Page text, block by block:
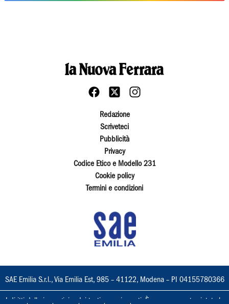
Redazione
Scriveteci
Pubblicità
Privacy
Codice Etico e Modello 231
Cookie policy
Termini e condizioni
SAE Emilia S.r.l., Via Emilia Est, 985 – 41122, Modena – PI 04155780366
I diritti delle immagini e dei testi sono riservati. È espressamente vietata la